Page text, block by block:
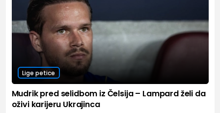
Lige petice
Mudrik pred selidbom iz Čelsija – Lampard želi da
oživi karijeru Ukrajinca